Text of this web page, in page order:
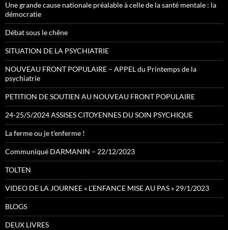
Une grande cause nationale préalable à celle de la santé mentale : la
démocratie
Débat sous le chêne
SITUATION DE LA PSYCHIATRIE
NOUVEAU FRONT POPULAIRE – APPEL du Printemps de la
psychiatrie
PETITION DE SOUTIEN AU NOUVEAU FRONT POPULAIRE
24-25/5/2024 ASSISES CITOYENNES DU SOIN PSYCHIQUE
La ferme ou je t’enferme !
Communiqué DARMANIN – 22/12/2023
TOLTEN
VIDEO DE LA JOURNEE « L’ENFANCE MISE AU PAS » 29/1/2023
BLOGS
DEUX LIVRES